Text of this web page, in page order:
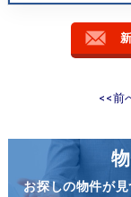
<<前
お探しの物件が